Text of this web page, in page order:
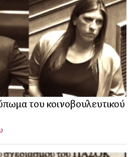
του κοινοβουλευτικού